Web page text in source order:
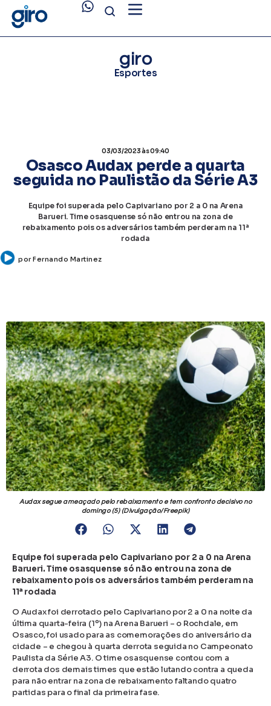
giro
Esportes
03/03/2023às 09:40
Osasco Audax perde a quarta
seguida no Paulistão da Série A3
Equipe foi superada pelo Capivariano por 2 a 0 na Arena
Barueri. Time osasquense só não entrou na zona de
rebaixamento pois os adversários também perderam na 11ª
rodada
porFernando Martinez
Audax segue ameaçado pelo rebaixamento e tem confronto decisivo no
domingo (5) (Divulgação/Freepik)
Equipe foi superada pelo Capivariano por 2 a 0 na Arena
Barueri. Time osasquense só não entrou na zona de
rebaixamento pois os adversários também perderam na
11ª rodada
O Audax foi derrotado pelo Capivariano por 2 a 0 na noite da
última quarta-feira (1º) na Arena Barueri – o Rochdale, em
Osasco, foi usado para as comemorações do aniversário da
cidade – e chegou à quarta derrota seguida no Campeonato
Paulista da Série A3. O time osasquense contou com a
derrota dos demais times que estão lutando contra a queda
para não entrar na zona de rebaixamento faltando quatro
partidas para o final da primeira fase.